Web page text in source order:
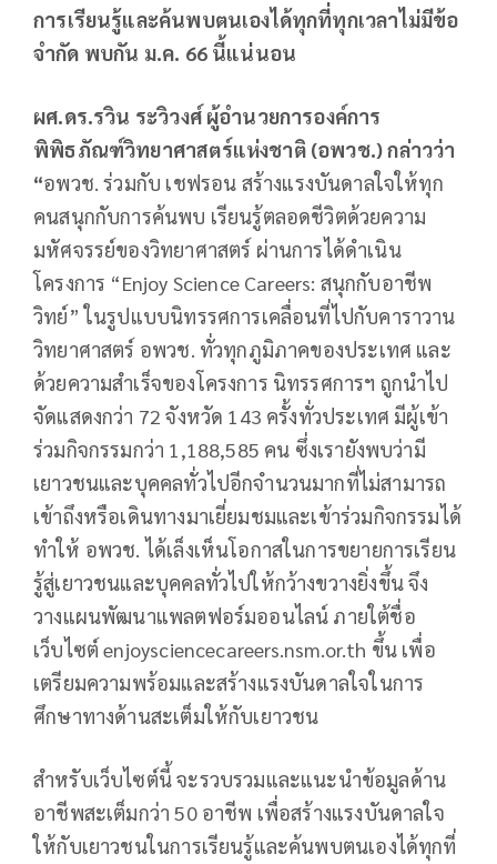
การเรียนรู้และค้นพบตนเองได้ทุกที่ทุกเวลาไม่มีข้อ
จำกัด พบกัน ม.ค. 66 นี้แน่นอน
ผศ.ดร.รวิน ระวิวงศ์ ผู้อำนวยการองค์การ
พิพิธภัณฑ์วิทยาศาสตร์แห่งชาติ (อพวช.) กล่าวว่า
“อพวช. ร่วมกับ เชฟรอน สร้างแรงบันดาลใจให้ทุก
คนสนุกกับการค้นพบ เรียนรู้ตลอดชีวิตด้วยความ
มหัศจรรย์ของวิทยาศาสตร์ ผ่านการได้ดำเนิน
โครงการ “Enjoy Science Careers: สนุกกับอาชีพ
วิทย์” ในรูปแบบนิทรรศการเคลื่อนที่ไปกับคาราวาน
วิทยาศาสตร์ อพวช. ทั่วทุกภูมิภาคของประเทศ และ
ด้วยความสำเร็จของโครงการ นิทรรศการฯ ถูกนำไป
จัดแสดงกว่า 72 จังหวัด 143 ครั้งทั่วประเทศ มีผู้เข้า
ร่วมกิจกรรมกว่า 1,188,585 คน ซึ่งเรายังพบว่ามี
เยาวชนและบุคคลทั่วไปอีกจำนวนมากที่ไม่สามารถ
เข้าถึงหรือเดินทางมาเยี่ยมชมและเข้าร่วมกิจกรรมได้
ทำให้ อพวช. ได้เล็งเห็นโอกาสในการขยายการเรียน
รู้สู่เยาวชนและบุคคลทั่วไปให้กว้างขวางยิ่งขึ้น จึง
วางแผนพัฒนาแพลตฟอร์มออนไลน์ ภายใต้ชื่อ
เว็บไซต์ enjoysciencecareers.nsm.or.th ขึ้น เพื่อ
เตรียมความพร้อมและสร้างแรงบันดาลใจในการ
ศึกษาทางด้านสะเต็มให้กับเยาวชน
สำหรับเว็บไซต์นี้ จะรวบรวมและแนะนำข้อมูลด้าน
อาชีพสะเต็มกว่า 50 อาชีพ เพื่อสร้างแรงบันดาลใจ
ให้กับเยาวชนในการเรียนรู้และค้นพบตนเองได้ทุกที่